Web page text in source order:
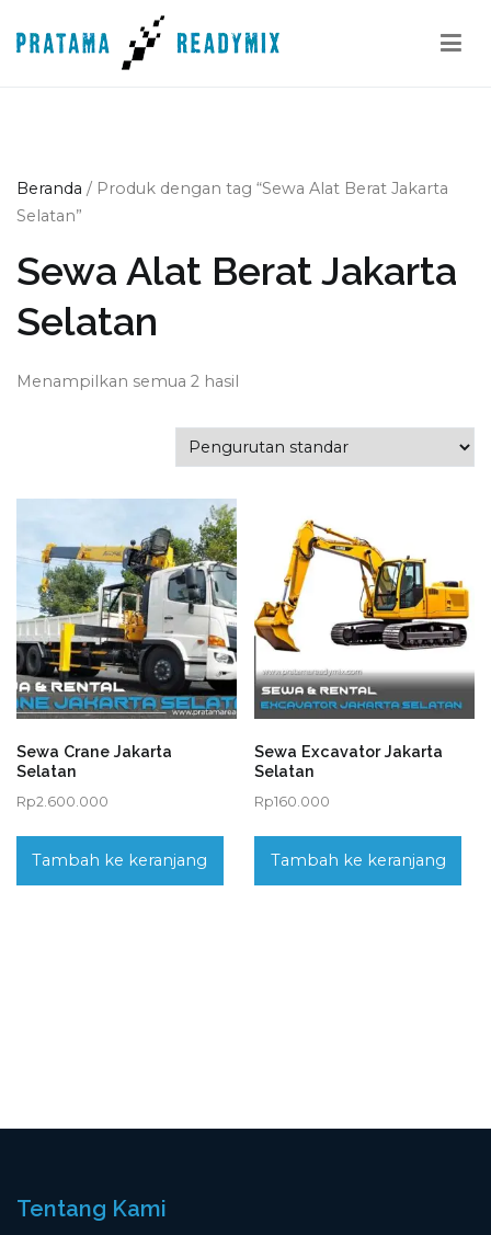
ke
Beranda / Produk dengan tag “Sewa Alat Berat Jakarta
Selatan”
Sewa Alat Berat Jakarta
Selatan
Menampilkan semua 2 hasil
Sewa Crane Jakarta
Selatan
Rp2.600.000
Tambah ke keranjang
Sewa Excavator Jakarta
Selatan
Rp160.000
Tambah ke keranjang
Tentang Kami